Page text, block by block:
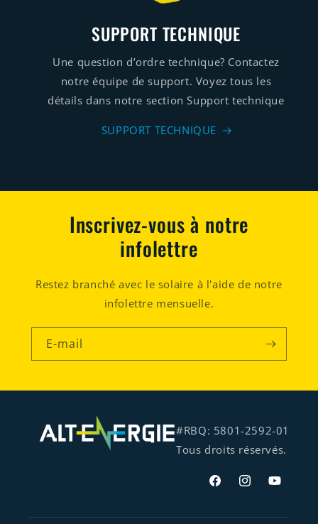
SUPPORT TECHNIQUE
Une question d’ordre technique? Contactez
notre équipe de support. Voyez tous les
détails dans notre section Support technique
SUPPORT TECHNIQUE
Inscrivez-vous à notre
infolettre
Restez branché avec le solaire à l'aide de notre
infolettre mensuelle.
E-mail
#RBQ: 5801-2592-01
Tous droits réservés.
FacebookInstagramYouTube